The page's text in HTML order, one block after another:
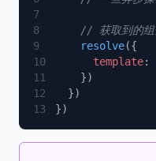
    resolve
      template
: